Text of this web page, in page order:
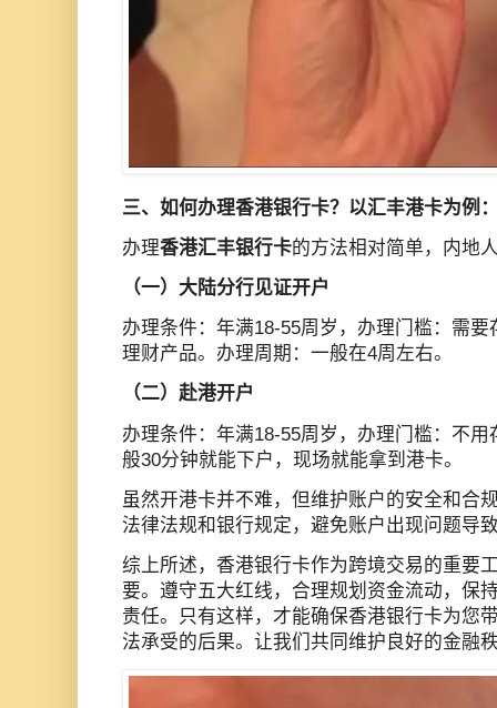
三、如何办理香港银行卡？以汇丰港卡为例
办理香港汇丰银行卡的方法相对简单，内地
（一）大陆分行见证开户
办理条件：年满18-55周岁，办理门槛：需
理财产品。办理周期：一般在4周左右。
（二）赴港开户
办理条件：年满18-55周岁，办理门槛：不
般30分钟就能下户，现场就能拿到港卡。
虽然开港卡并不难，但维护账户的安全和合
法律法规和银行规定，避免账户出现问题导
综上所述，香港银行卡作为跨境交易的重要
要。遵守五大红线，合理规划资金流动，保
责任。只有这样，才能确保香港银行卡为您
法承受的后果。让我们共同维护良好的金融